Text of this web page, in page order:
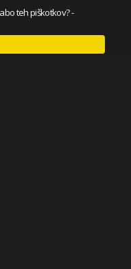
teh piškotkov?-